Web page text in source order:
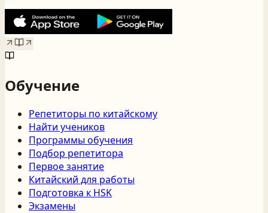
Обучение
Репетиторы по китайскому
Найти учеников
Программы обучения
Подбор репетитора
Первое занятие
Китайский для работы
Подготовка к HSK
Экзамены